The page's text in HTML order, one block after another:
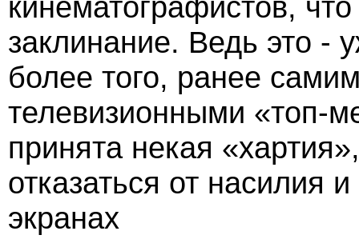
заклинание. Ведь это -
более того, ранее
телевизионными «топ-
принята некая
отказаться от насилия
экранах